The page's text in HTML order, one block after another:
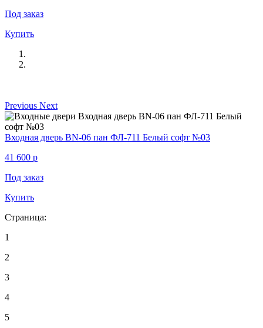
Под заказ
Купить
Previous Next
Входная дверь BN-06 пан ФЛ-711 Белый софт №03
41 600 p
Под заказ
Купить
Страница:
1
2
3
4
5